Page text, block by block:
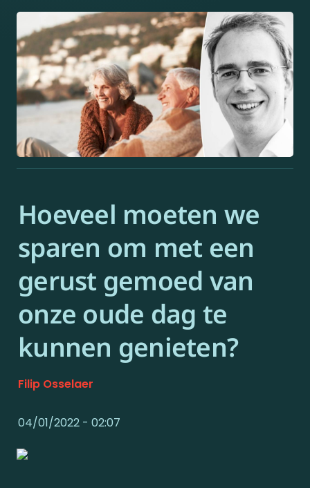
Hoeveel moeten we
sparen om met een
gerust gemoed van
onze oude dag te
kunnen genieten?
Filip Osselaer
04/01/2022 - 02:07